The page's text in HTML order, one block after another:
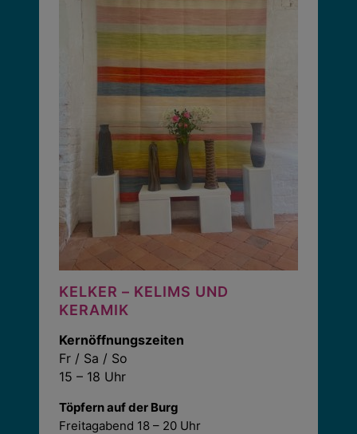
KELKER – KELIMS UND
KERAMIK
Kernöffnungszeiten
Fr / Sa / So
15 – 18 Uhr
Töpfern auf der Burg
Freitagabend 18 – 20 Uhr